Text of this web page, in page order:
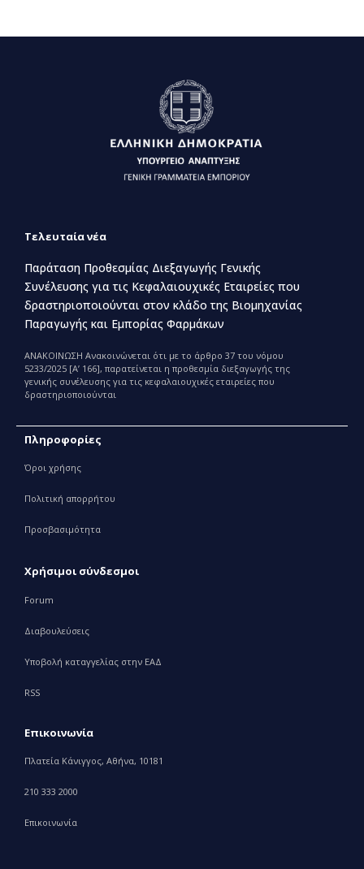
Τελευταία νέα
Παράταση Προθεσμίας Διεξαγωγής Γενικής
Συνέλευσης για τις Κεφαλαιουχικές Εταιρείες που
δραστηριοποιούνται στον κλάδο της Βιομηχανίας
Παραγωγής και Εμπορίας Φαρμάκων
ΑΝΑΚΟΙΝΩΣΗ Ανακοινώνεται ότι με το άρθρο 37 του νόμου
5233/2025 [Α’ 166], παρατείνεται η προθεσμία διεξαγωγής της
γενικής συνέλευσης για τις κεφαλαιουχικές εταιρείες που
δραστηριοποιούνται
Πληροφορίες
Όροι χρήσης
Πολιτική απορρήτου
Προσβασιμότητα
Χρήσιμοι σύνδεσμοι
Forum
Διαβουλεύσεις
Υποβολή καταγγελίας στην ΕΑΔ
RSS
Επικοινωνία
Πλατεία Κάνιγγος, Αθήνα, 10181
210 333 2000
Επικοινωνία